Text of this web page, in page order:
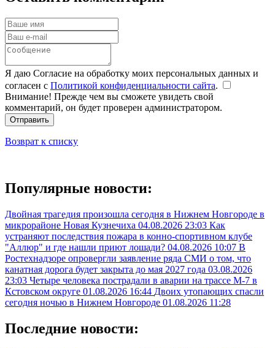
Я даю Согласие на обработку моих персональных данных и
согласен с Политикой конфиденциальности сайта.
Внимание! Прежде чем вы сможете увидеть свой
комментарий, он будет проверен администратором.
Отправить
Возврат к списку
Популярные новости:
Двойная трагедия произошла сегодня в Нижнем Новгороде в
микрорайоне Новая Кузнечиха 04.08.2026 23:03 Как
устраняют последствия пожара в конно-спортивном клубе
"Аллюр" и где нашли приют лошади? 04.08.2026 10:07 В
Ростехнадзоре опровергли заявление ряда СМИ о том, что
канатная дорога будет закрыта до мая 2027 года 03.08.2026
23:03 Четыре человека пострадали в аварии на трассе М-7 в
Кстовском округе 01.08.2026 16:44 Двоих утопающих спасли
сегодня ночью в Нижнем Новгороде 01.08.2026 11:28
Последние новости: